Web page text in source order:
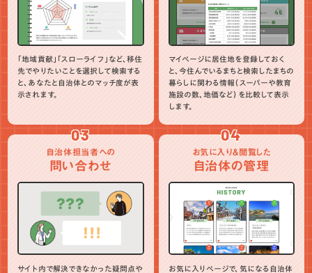
「地域貢献」「スローライフ」など、移住
先でやりたいことを選択して検索する
と、あなたと自治体とのマッチ度が表
示されます。
マイページに居住地を登録しておく
と、今住んでいるまちと検索したまちの
暮らしに関わる情報（スーパーや教育
施設の数、地価など）を比較して表示
します。
03
自治体担当者への
問い合わせ
サイト内で解決できなかった疑問点や
04
お気に入り＆閲覧した
自治体の管理
お気に入りページで、気になる自治体